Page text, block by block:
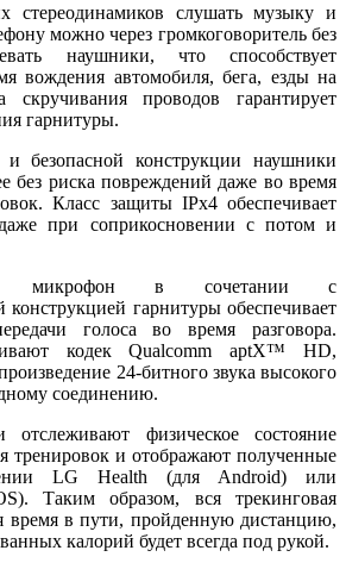
слушать музыку и
можно через громкоговоритель без
наушники, что способствует
вождения автомобиля, бега, езды на
скручивания проводов гарантирует
гарнитуры.
и безопасной конструкции наушники
без риска повреждений даже во время
Класс защиты IPx4 обеспечивает
при соприкосновении с потом и
микрофон в сочетании с
конструкцией гарнитуры обеспечивает
голоса во время разговора.
кодек Qualcomm aptX™ HD,
24-битного звука высокого
соединению.
отслеживают физическое состояние
тренировок и отображают полученные
LG Health (для Android) или
Таким образом, вся трекинговая
время в пути, пройденную дистанцию,
калорий будет всегда под рукой.